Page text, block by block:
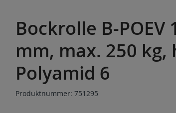
Bockrolle B-POEV
mm, max. 250
Polyamid 6
Produktnummer: 751295